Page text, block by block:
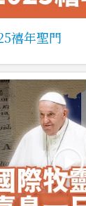
禧年聖門